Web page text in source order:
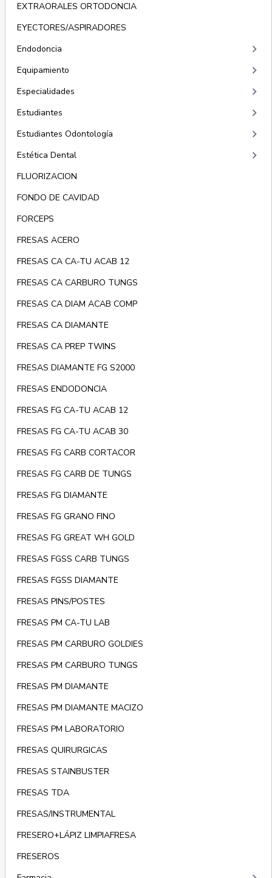
EXTRAORALES ORTODONCIA
EYECTORES/ASPIRADORES
Endodoncia
keyboard_arrow_right
Equipamiento keyboard_arrow_right
Especialidades keyboard_arrow_right
Estudiantes keyboard_arrow_right
Estudiantes Odontología keyboard_arrow_right
Estética Dental keyboard_arrow_right
FLUORIZACION
FONDO DE CAVIDAD
FORCEPS
FRESAS ACERO
FRESAS CA CA-TU ACAB 12
FRESAS CA CARBURO TUNGS
FRESAS CA DIAM ACAB COMP
FRESAS CA DIAMANTE
FRESAS CA PREP TWINS
FRESAS DIAMANTE FG S2000
FRESAS ENDODONCIA
FRESAS FG CA-TU ACAB 12
FRESAS FG CA-TU ACAB 30
FRESAS FG CARB CORTACOR
FRESAS FG CARB DE TUNGS
FRESAS FG DIAMANTE
FRESAS FG GRANO FINO
FRESAS FG GREAT WH GOLD
FRESAS FGSS CARB TUNGS
FRESAS FGSS DIAMANTE
FRESAS PINS/POSTES
FRESAS PM CA-TU LAB
FRESAS PM CARBURO GOLDIES
FRESAS PM CARBURO TUNGS
FRESAS PM DIAMANTE
FRESAS PM DIAMANTE MACIZO
FRESAS PM LABORATORIO
FRESAS QUIRURGICAS
FRESAS STAINBUSTER
FRESAS TDA
FRESAS/INSTRUMENTAL
FRESERO+LÁPIZ LIMPIAFRESA
FRESEROS